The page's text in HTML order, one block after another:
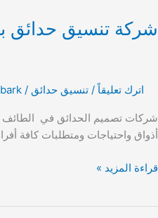
شركة تنسيق حدائق
اترك تعليقاً / تنسيق حدائق /
شركات تصميم الحدائق في الطائف
أذواق واحتياجات ومتطلبات كافة
حدائق
بالطائف
قراءة المزيد »